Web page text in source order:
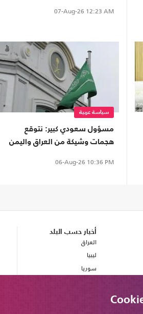
07-Aug-26 12:23 AM
سياسة عربية
مسؤول سعودي كبير: نتوقع
هجمات وشيكة من العراق واليمن
06-Aug-26 10:36 PM
أخبار حسب البلد
العراق
ليبيا
سوريا